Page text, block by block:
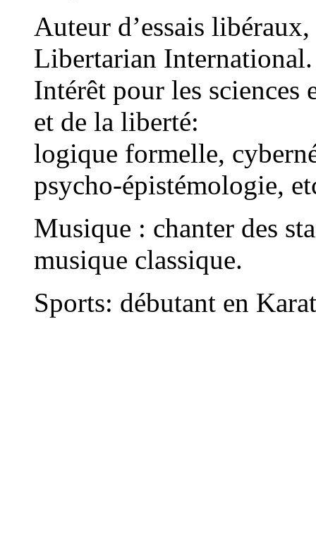
Auteur d’essais
Libertarian International.
Intérêt pour les
et de la liberté:
logique formelle,
psycho-épistémologie,
Musique : chanter des
musique classique.
Sports: débutant en